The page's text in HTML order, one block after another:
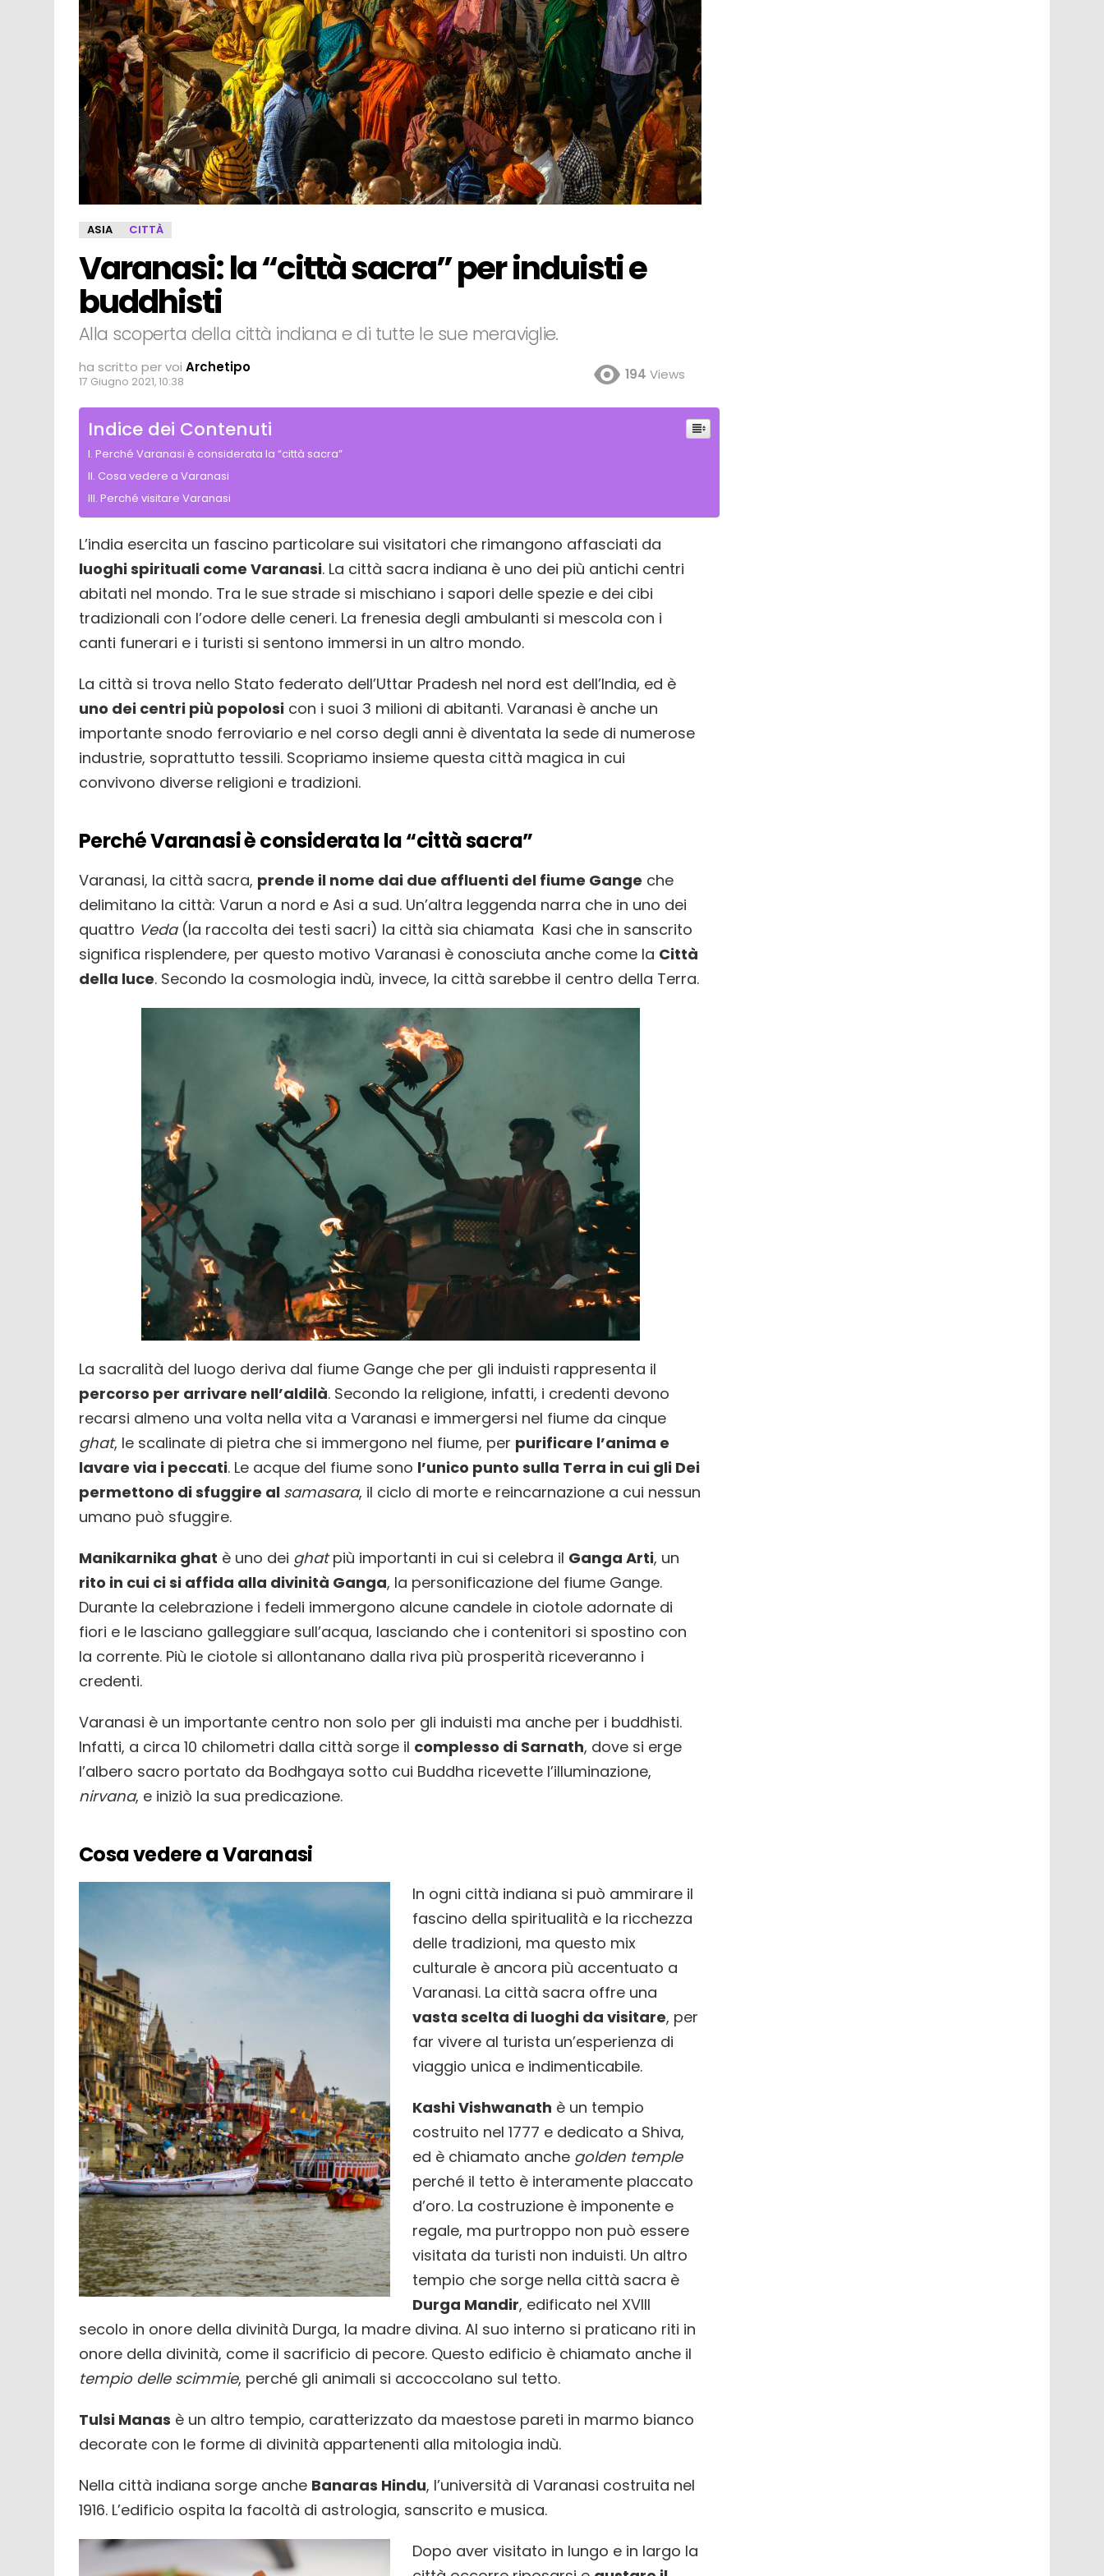
ASIA CITTÀ
Varanasi: la “città sacra” per induisti e
buddhisti
Alla scoperta della città indiana e di tutte le sue meraviglie.
ha scritto per voi Archetipo
17 Giugno 2021, 10:38 194 Views
Indice dei Contenuti
Perché Varanasi è considerata la “città sacra”
Cosa vedere a Varanasi
Perché visitare Varanasi
L’india esercita un fascino particolare sui visitatori che rimangono affasciati da
luoghi spirituali come Varanasi. La città sacra indiana è uno dei più antichi centri
abitati nel mondo. Tra le sue strade si mischiano i sapori delle spezie e dei cibi
tradizionali con l’odore delle ceneri. La frenesia degli ambulanti si mescola con i
canti funerari e i turisti si sentono immersi in un altro mondo.
La città si trova nello Stato federato dell’Uttar Pradesh nel nord est dell’India, ed è
uno dei centri più popolosi con i suoi 3 milioni di abitanti. Varanasi è anche un
importante snodo ferroviario e nel corso degli anni è diventata la sede di numerose
industrie, soprattutto tessili. Scopriamo insieme questa città magica in cui
convivono diverse religioni e tradizioni.
Perché Varanasi è considerata la “città sacra”
Varanasi, la città sacra, prende il nome dai due affluenti del fiume Gange che
delimitano la città: Varun a nord e Asi a sud. Un’altra leggenda narra che in uno dei
quattro Veda(la raccolta dei testi sacri) la città sia chiamata Kasi che in sanscrito
significa risplendere, per questo motivo Varanasi è conosciuta anche come la Città
della luce. Secondo la cosmologia indù, invece, la città sarebbe il centro della Terra.
La sacralità del luogo deriva dal fiume Gange che per gli induisti rappresenta il
percorso per arrivare nell’aldilà. Secondo la religione, infatti, i credenti devono
recarsi almeno una volta nella vita a Varanasi e immergersi nel fiume da cinque
ghat, le scalinate di pietra che si immergono nel fiume, per purificare l’anima e
lavare via i peccati. Le acque del fiume sono l’unico punto sulla Terra in cui gli Dei
permettono di sfuggire al samasara, il ciclo di morte e reincarnazione a cui nessun
umano può sfuggire.
Manikarnika ghat è uno dei ghatpiù importanti in cui si celebra il Ganga Arti, un
rito in cui ci si affida alla divinità Ganga, la personificazione del fiume Gange.
Durante la celebrazione i fedeli immergono alcune candele in ciotole adornate di
fiori e le lasciano galleggiare sull’acqua, lasciando che i contenitori si spostino con
la corrente. Più le ciotole si allontanano dalla riva più prosperità riceveranno i
credenti.
Varanasi è un importante centro non solo per gli induisti ma anche per i buddhisti.
Infatti, a circa 10 chilometri dalla città sorge il complesso di Sarnath, dove si erge
l’albero sacro portato da Bodhgaya sotto cui Buddha ricevette l’illuminazione,
nirvana, e iniziò la sua predicazione.
Cosa vedere a Varanasi
In ogni città indiana si può ammirare il
fascino della spiritualità e la ricchezza
delle tradizioni, ma questo mix
culturale è ancora più accentuato a
Varanasi. La città sacra offre una
vasta scelta di luoghi da visitare, per
far vivere al turista un’esperienza di
viaggio unica e indimenticabile.
Kashi Vishwanath è un tempio
costruito nel 1777 e dedicato a Shiva,
ed è chiamato anche golden temple
perché il tetto è interamente placcato
d’oro. La costruzione è imponente e
regale, ma purtroppo non può essere
visitata da turisti non induisti. Un altro
tempio che sorge nella città sacra è
Durga Mandir, edificato nel XVIII
secolo in onore della divinità Durga, la madre divina. Al suo interno si praticano riti in
onore della divinità, come il sacrificio di pecore. Questo edificio è chiamato anche il
tempio delle scimmie, perché gli animali si accoccolano sul tetto.
Tulsi Manas è un altro tempio, caratterizzato da maestose pareti in marmo bianco
decorate con le forme di divinità appartenenti alla mitologia indù.
Nella città indiana sorge anche Banaras Hindu, l’università di Varanasi costruita nel
1916. L’edificio ospita la facoltà di astrologia, sanscrito e musica.
Dopo aver visitato in lungo e in largo la